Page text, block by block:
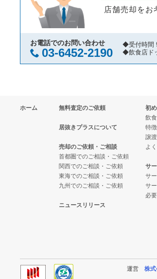
店舗売却をお
お電話でのお問い合わせ
03-6452-2190
◆受付時間
◆飲食店ド
ホーム 無料査定のご依頼
居抜きプラスについて
売却のご依頼・ご相談
首都圏でのご相談・ご依頼
関西でのご相談・ご依頼
東海でのご相談・ご依頼
九州でのご相談・ご依頼
ニュースリリース
初
飲
特
譲
よ
サ
サ
サ
必
運営 株